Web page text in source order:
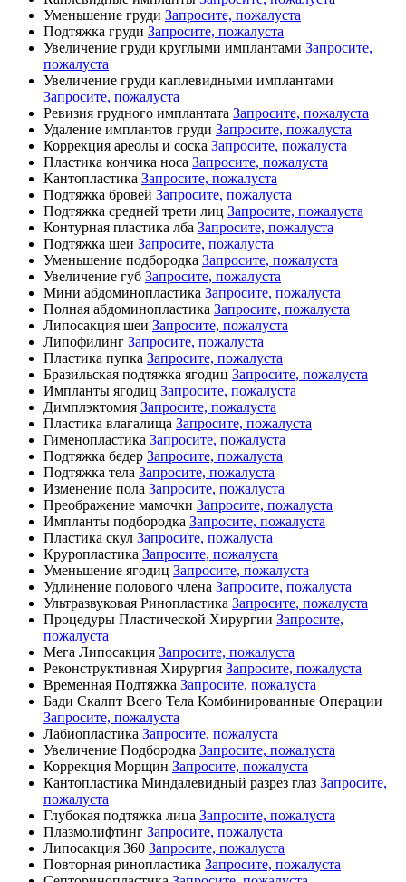
Уменьшение груди Запросите, пожалуста
Подтяжка груди Запросите, пожалуста
Увеличение груди круглыми имплантами Запросите,
пожалуста
Увеличение груди каплевидными имплантами
Запросите, пожалуста
Ревизия грудного имплантата Запросите, пожалуста
Удаление имплантов груди Запросите, пожалуста
Коррекция ареолы и соска Запросите, пожалуста
Пластика кончика носа Запросите, пожалуста
Кантопластика Запросите, пожалуста
Подтяжка бровей Запросите, пожалуста
Подтяжка средней трети лиц Запросите, пожалуста
Контурная пластика лба Запросите, пожалуста
Подтяжка шеи Запросите, пожалуста
Уменьшение подбородка Запросите, пожалуста
Увеличение губ Запросите, пожалуста
Мини абдоминопластика Запросите, пожалуста
Полная абдоминопластика Запросите, пожалуста
Липосакция шеи Запросите, пожалуста
Липофилинг Запросите, пожалуста
Пластика пупка Запросите, пожалуста
Бразильская подтяжка ягодиц Запросите, пожалуста
Импланты ягодиц Запросите, пожалуста
Димплэктомия Запросите, пожалуста
Пластика влагалища Запросите, пожалуста
Гименопластика Запросите, пожалуста
Подтяжка бедер Запросите, пожалуста
Подтяжка тела Запросите, пожалуста
Изменение пола Запросите, пожалуста
Преображение мамочки Запросите, пожалуста
Импланты подбородка Запросите, пожалуста
Пластика скул Запросите, пожалуста
Круропластика Запросите, пожалуста
Уменьшение ягодиц Запросите, пожалуста
Удлинение полового члена Запросите, пожалуста
Ультразвуковая Ринопластика Запросите, пожалуста
Процедуры Пластической Хирургии Запросите,
пожалуста
Мега Липосакция Запросите, пожалуста
Реконструктивная Хирургия Запросите, пожалуста
Временная Подтяжка Запросите, пожалуста
Бади Скалпт Всего Тела Комбинированные Операции
Запросите, пожалуста
Лабиопластика Запросите, пожалуста
Увеличение Подбородка Запросите, пожалуста
Коррекция Морщин Запросите, пожалуста
Кантопластика Миндалевидный разрез глаз Запросите,
пожалуста
Глубокая подтяжка лица Запросите, пожалуста
Плазмолифтинг Запросите, пожалуста
Липосакция 360 Запросите, пожалуста
Повторная ринопластика Запросите, пожалуста